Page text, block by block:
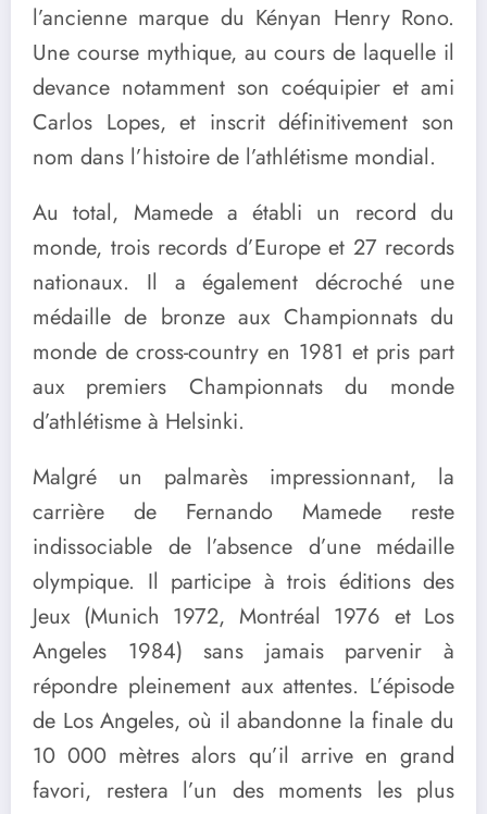
l’ancienne marque du Kényan Henry Rono.
Une course mythique, au cours de laquelle il
devance notamment son coéquipier et ami
Carlos Lopes, et inscrit définitivement son
nom dans l’histoire de l’athlétisme mondial.
Au total, Mamede a établi un record du
monde, trois records d’Europe et 27 records
nationaux. Il a également décroché une
médaille de bronze aux Championnats du
monde de cross-country en 1981 et pris part
aux premiers Championnats du monde
d’athlétisme à Helsinki.
Malgré un palmarès impressionnant, la
carrière de Fernando Mamede reste
indissociable de l’absence d’une médaille
olympique. Il participe à trois éditions des
Jeux (Munich 1972, Montréal 1976 et Los
Angeles 1984) sans jamais parvenir à
répondre pleinement aux attentes. L’épisode
de Los Angeles, où il abandonne la finale du
10 000 mètres alors qu’il arrive en grand
favori, restera l’un des moments les plus